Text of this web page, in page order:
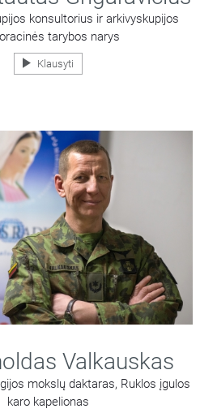
konsultorius ir arkivyskupijos
tarybos narys
Klausyti
Valkauskas
mokslų daktaras, Ruklos įgulos
karo kapelionas